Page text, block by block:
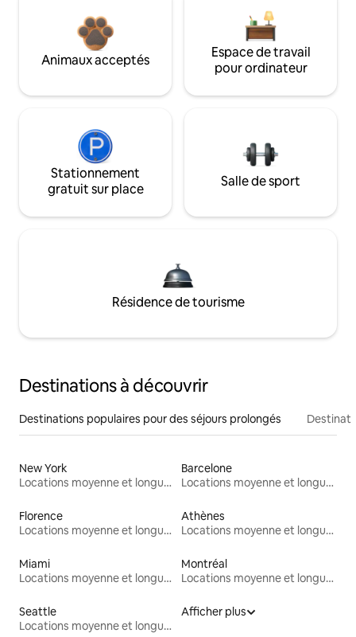
Animaux acceptés
Espace de travail
pour ordinateur
Stationnement
gratuit sur place
Salle de sport
Résidence de tourisme
Destinations à découvrir
Destinations populaires pour des séjours prolongés
New York
Locations moyenne et longue durée
Barcelone
Locations moyenne et longue durée
Florence
Locations moyenne et longue durée
Athènes
Locations moyenne et longue durée
Miami
Locations moyenne et longue durée
Montréal
Locations moyenne et longue durée
Seattle
Locations moyenne et longue durée
Afficher plus